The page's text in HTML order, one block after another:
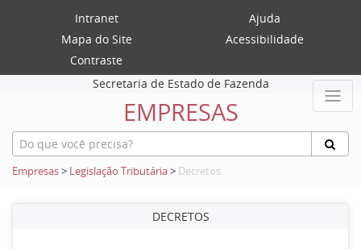
Intranet
Ajuda
Mapa do Site
Acessibilidade
Contraste
Secretaria de Estado de Fazenda
EMPRESAS
Empresas> Legislação Tributária> Decretos
DECRETOS